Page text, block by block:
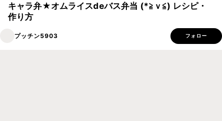
キャラ弁★オムライスdeバス弁当 (*≧ｖ≦) レシピ・
作り方
プッチン5903 フォロー